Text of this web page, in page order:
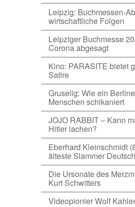
Leipzig: Buchmessen-
wirtschaftliche Folgen
Leipziger Buchmesse
Corona abgesagt
Kino: PARASITE bietet
Satire
Gruselig: Wie ein
Menschen schikaniert
JOJO RABBIT – Kann
Hitler lachen?
Eberhard Kleinschmidt
älteste Slammer
Die Ursonate des
Kurt Schwitters
Videopionier Wolf